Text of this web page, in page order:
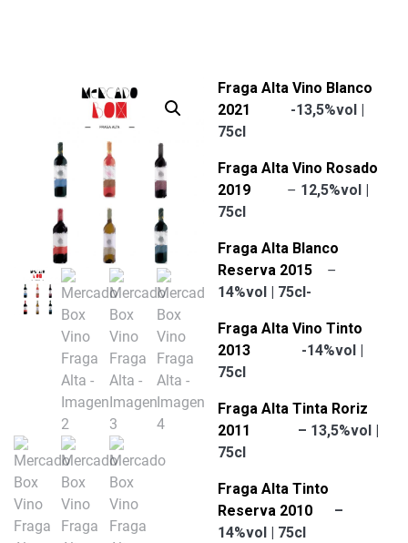
Fraga Alta Vino Blanco
2021
-13,5%vol |
75cl
Fraga Alta Vino Rosado
2019 – 12,5%vol |
75cl
Fraga Alta Blanco
Reserva 2015 –
14%vol | 75cl-
Fraga Alta Vino Tinto
2013 -14%vol |
75cl
Fraga Alta Tinta Roriz
2011
– 13,5%vol |
75cl
Fraga Alta Tinto
Reserva 2010 –
14%vol | 75cl